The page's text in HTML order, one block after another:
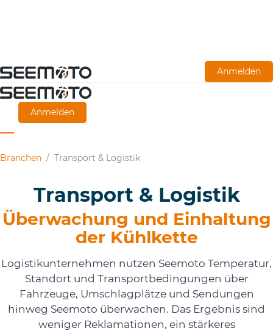
Zum
Hauptinhalt
springen
Anmelden
Anmelden
Branchen / Transport & Logistik
Transport & Logistik
Überwachung und Einhaltung
der Kühlkette
Logistikunternehmen nutzen Seemoto Temperatur,
Standort und Transportbedingungen über
Fahrzeuge, Umschlagplätze und Sendungen
hinweg Seemoto überwachen. Das Ergebnis sind
weniger Reklamationen, ein stärkeres